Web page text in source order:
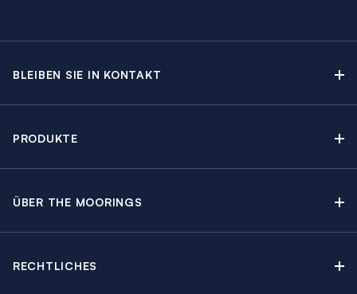
BLEIBEN SIE IN KONTAKT
The Moorings Revierführer
PRODUKTE
Yachtcharter mit Skipper
ÜBER THE MOORINGS
RECHTLICHES